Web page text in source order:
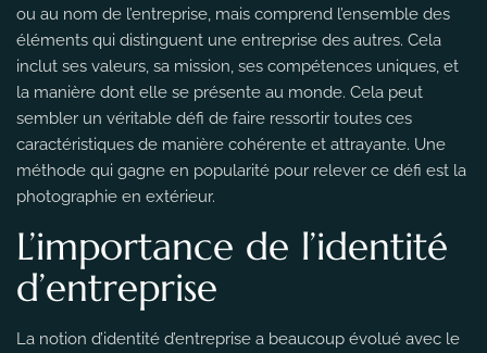
ou au nom de l’entreprise, mais comprend l’ensemble des
éléments qui distinguent une entreprise des autres. Cela
inclut ses valeurs, sa mission, ses compétences uniques, et
la manière dont elle se présente au monde. Cela peut
sembler un véritable défi de faire ressortir toutes ces
caractéristiques de manière cohérente et attrayante. Une
méthode qui gagne en popularité pour relever ce défi est la
photographie en extérieur.
L’importance de l’identité
d’entreprise
La notion d’identité d’entreprise a beaucoup évolué avec le